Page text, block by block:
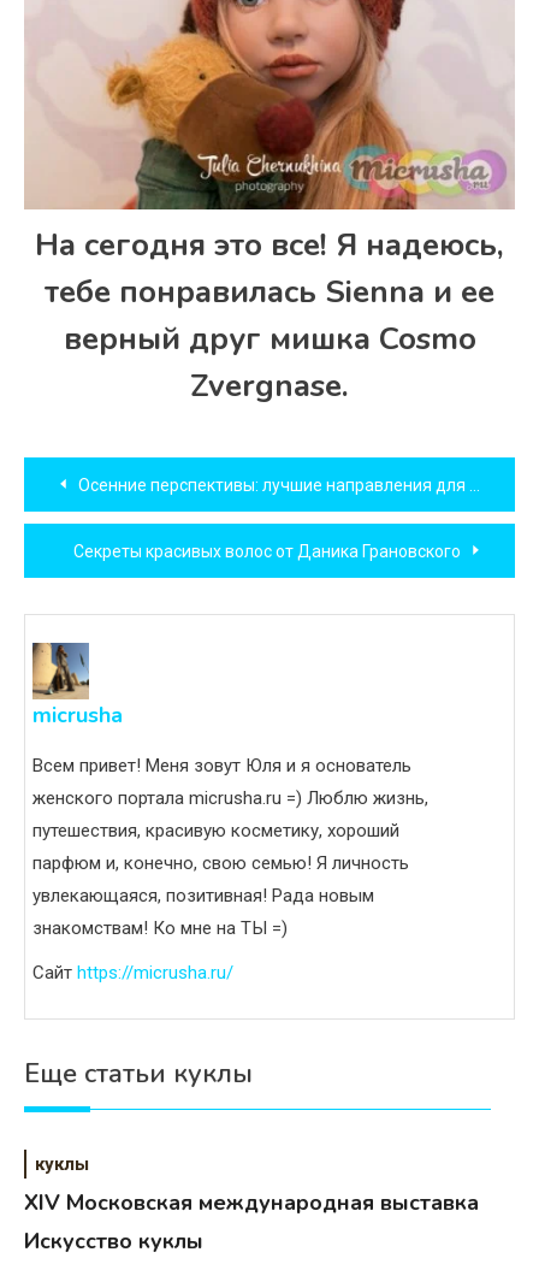
На сегодня это все! Я надеюсь,
тебе понравилась Sienna и ее
верный друг мишка Cosmo
Zvergnase.
Навигация
по
записям
Осенние перспективы: лучшие направления для путешествий в октябре и ноябре
Секреты красивых волос от Даника Грановского
micrusha
Всем привет! Меня зовут Юля и я основатель
женского портала micrusha.ru =) Люблю жизнь,
путешествия, красивую косметику, хороший
парфюм и, конечно, свою семью! Я личность
увлекающаяся, позитивная! Рада новым
знакомствам! Ко мне на ТЫ =)
Сайт https://micrusha.ru/
Еще статьи куклы
куклы
XIV Московская международная выставка
Искусство куклы